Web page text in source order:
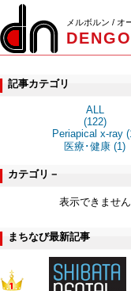
メルボルン / オ
記事カテゴリ
ALL
(122)
Periapical x-ray
医療･健康 (1)
カテゴリ－
表示できません
まちなび最新記事